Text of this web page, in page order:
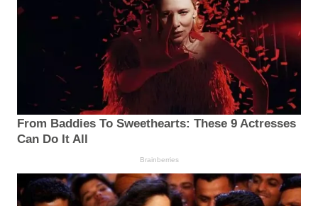
From Baddies To Sweethearts: These 9 Actresses
Can Do It All
Brainberries